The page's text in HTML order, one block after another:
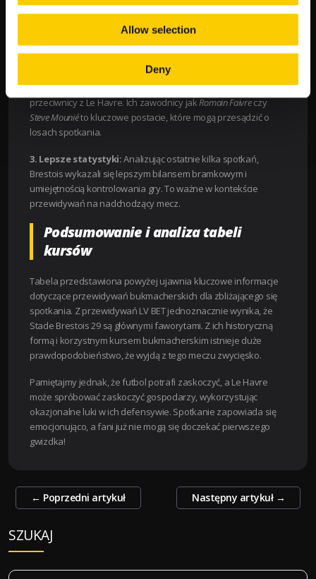
Allow selection
Deny
na własnym stadionie, co na pewno działa na ich korzyść.
Znajomość boiska, trybuny pełne kibiców, to elementy, które
dodatkowo mobilizują drużynę do jeszcze lepszej gry.
2. Wyższa jakość zawodników:Brestois dysponują kadrą,
która na papierze prezentuje się bardziej imponująco niż ich
przeciwnicy z Le Havre. Ich zawodnicy jakRomain Faivreczy
Steve Mouniéto kluczowe postacie, które mogą przesądzić o
losach spotkania.
3. Lepsze statystyki:Analizując ostatnie kilka spotkań,
Brestois wykazali się lepszym bilansem bramkowym i
umiejętnością kontrolowania gry. To ważne w kontekście
przewidywań na nadchodzący mecz.
Podsumowanie i analiza tabeli
kursów
Tabela przedstawiona powyżej ujawnia kluczowe informacje
dotyczące przewidywań bukmacherskich dla zbliżającego się
spotkania. Z przewidywań LV BET jednoznacznie wynika, że
Stade Brestois 29 są głównymi faworytami. Z ich historyczną
formą i korzystnym kursem bukmacherskim istnieje duże
prawdopodobieństwo, że wyjdą z tego meczu zwycięsko.
Pamiętajmy jednak, że futbol potrafi zaskoczyć, a Le Havre
może spróbować zaskoczyć gospodarzy, wykorzystując
okazjonalne luki w ich defensywie. Spotkanie zapowiada się
emocjonująco, a fani już nie mogą się doczekać pierwszego
gwizdka!
Zobacz
← Poprzedni artykuł Następny artykuł →
SZUKAJ